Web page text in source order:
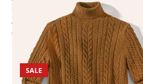
4,7 (41)
€ 139,99
€ 59,99 (-57%)
SALE